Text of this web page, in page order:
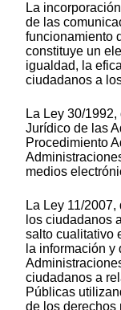
La
de las
funcionamiento
constituye un
igualdad, la
ciudadanos a
La Ley 30/
Jurídico de las
Procedimiento
medios
La Ley 11/
los ciudadanos
salto cualitativo
la información
ciudadanos a
Públicas
de los derechos